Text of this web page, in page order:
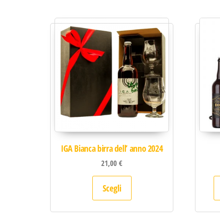
IGA Bianca birra dell’ anno 2024
21,00€
Scegli
Questo prodotto ha più